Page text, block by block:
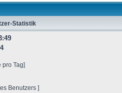
Statistik
pro Tag]
Benutzers ]